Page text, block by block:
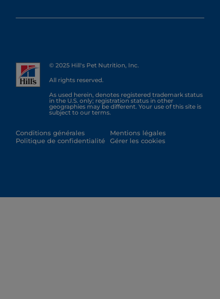
© 2025 Hill's Pet Nutrition, Inc.
All rights reserved.
As used herein, denotes registered trademark status
in the U.S. only; registration status in other
geographies may be different. Your use of this site is
subject to our terms.
Conditions générales
Politique de confidentialité
Mentions légales
Gérer les cookies